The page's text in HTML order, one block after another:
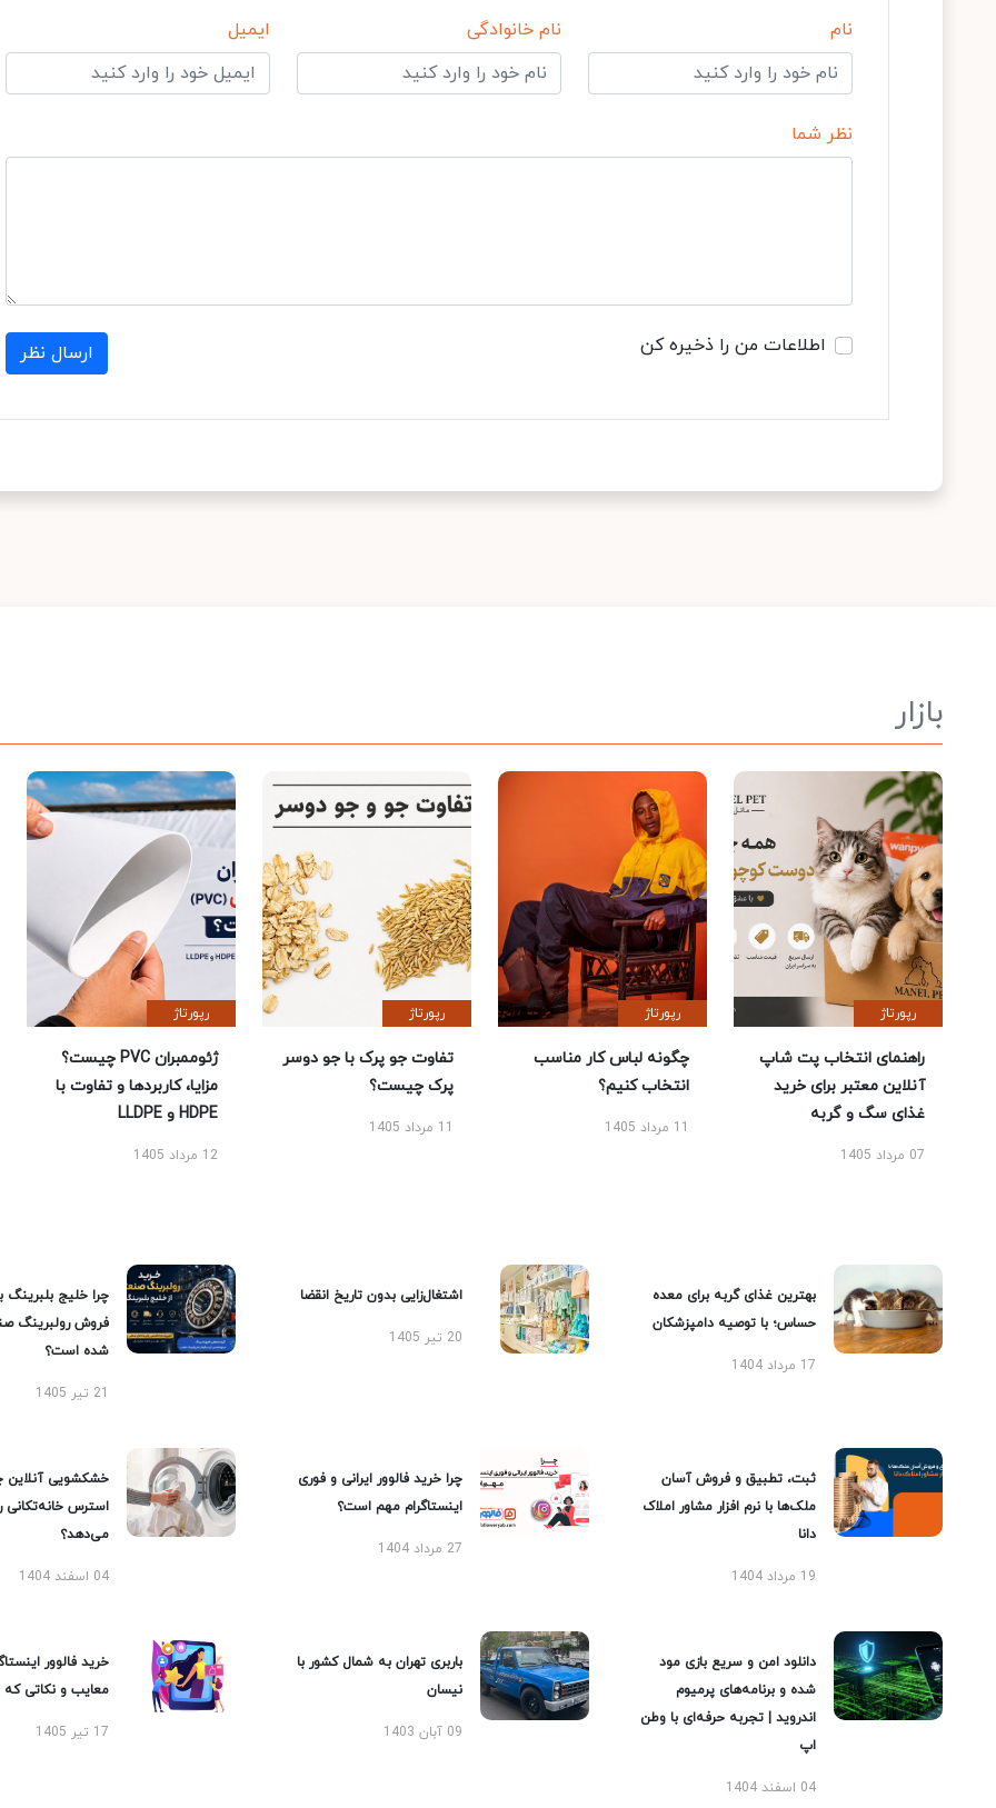
نام نام خانوادگی ایمیل
نظر شما
اطلاعات من را ذخیره کن ارسال نظر
بازار
رپورتاژ
راهنمای انتخاب پت شاپ
آنلاین معتبر برای خرید
غذای سگ و گربه
07 مرداد 1405
رپورتاژ
چگونه لباس کار مناسب
انتخاب کنیم؟
11 مرداد 1405
رپورتاژ
تفاوت جو پرک با جو دوسر
پرک چیست؟
11 مرداد 1405
رپورتاژ
ژئوممبران PVC چیست؟
مزایا، کاربردها و تفاوت با
HDPE و LLDPE
12 مرداد 1405
بهترین غذای گربه برای معده
حساس؛ با توصیه دامپزشکان
17 مرداد 1404
اشتغال‌زایی بدون تاریخ انقضا
20 تیر 1405
چرا خلیج بلبرینگ
فروش رولبرینگ
شده است؟
21 تیر 1405
ثبت، تطبیق و فروش آسان
ملک‌ها با نرم افزار مشاور املاک
دانا
19 مرداد 1404
چرا خرید فالوور ایرانی و فوری
اینستاگرام مهم است؟
27 مرداد 1404
خشکشویی آنلاین
استرس خانه‌تکانی
می‌دهد؟
04 اسفند 1404
دانلود امن و سریع بازی مود
شده و برنامه‌های پرمیوم
اندروید | تجربه حرفه‌ای با وطن
اپ
04 اسفند 1404
باربری تهران به شمال کشور با
نیسان
09 آبان 1403
خرید فالوور
معایب و نکاتی که
17 تیر 1405